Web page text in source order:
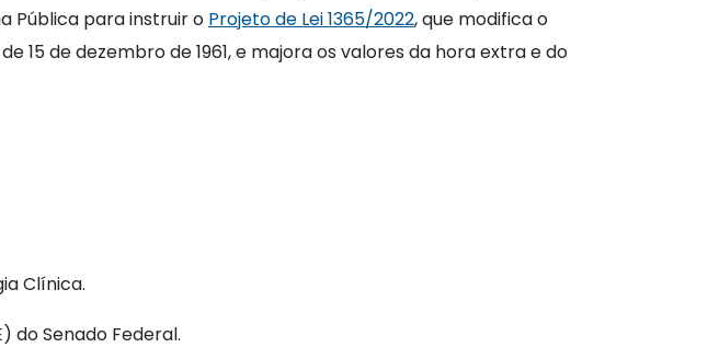
Pública para instruir o Projeto de Lei 1365/2022, que modifica o
15 de dezembro de 1961, e majora os valores da hora extra e do
Clínica.
do Senado Federal.